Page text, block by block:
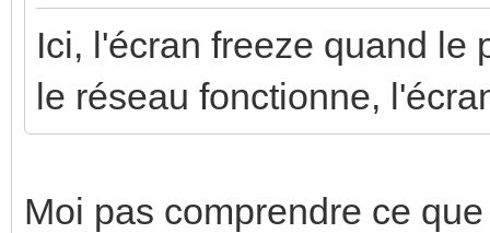
Ici, l'écran freeze quand le
le réseau fonctionne,
Moi pas comprendre ce